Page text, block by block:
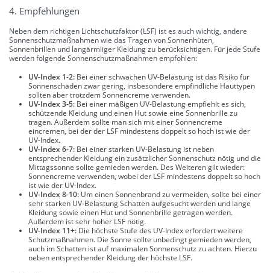
4. Empfehlungen
Neben dem richtigen Lichtschutzfaktor (LSF) ist es auch wichtig, andere
Sonnenschutzmaßnahmen wie das Tragen von Sonnenhüten,
Sonnenbrillen und langärmliger Kleidung zu berücksichtigen. Für jede Stufe
werden folgende Sonnenschutzmaßnahmen empfohlen:
UV-Index 1-2: Bei einer schwachen UV-Belastung ist das Risiko für
Sonnenschäden zwar gering, insbesondere empfindliche Hauttypen
sollten aber trotzdem Sonnencreme verwenden.
UV-Index 3-5: Bei einer mäßigen UV-Belastung empfiehlt es sich,
schützende Kleidung und einen Hut sowie eine Sonnenbrille zu
tragen. Außerdem sollte man sich mit einer Sonnencreme
eincremen, bei der der LSF mindestens doppelt so hoch ist wie der
UV-Index.
UV-Index 6-7: Bei einer starken UV-Belastung ist neben
entsprechender Kleidung ein zusätzlicher Sonnenschutz nötig und die
Mittagssonne sollte gemieden werden. Des Weiteren gilt wieder:
Sonnencreme verwenden, wobei der LSF mindestens doppelt so hoch
ist wie der UV-Index.
UV-Index 8-10: Um einen Sonnenbrand zu vermeiden, sollte bei einer
sehr starken UV-Belastung Schatten aufgesucht werden und lange
Kleidung sowie einen Hut und Sonnenbrille getragen werden.
Außerdem ist sehr hoher LSF nötig.
UV-Index 11+: Die höchste Stufe des UV-Index erfordert weitere
Schutzmaßnahmen. Die Sonne sollte unbedingt gemieden werden,
auch im Schatten ist auf maximalen Sonnenschutz zu achten. Hierzu
neben entsprechender Kleidung der höchste LSF.